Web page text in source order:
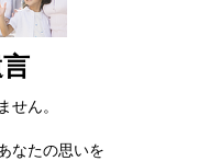
せん。
なたの思いを